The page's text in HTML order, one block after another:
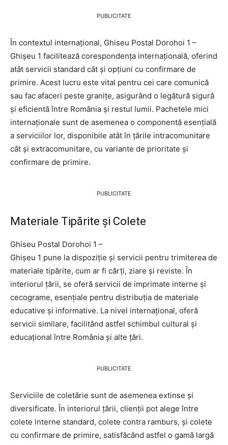
PUBLICITATE
În contextul internațional, Ghiseu Postal Dorohoi 1 –
Ghişeu 1 facilitează corespondența internațională, oferind
atât servicii standard cât și opțiuni cu confirmare de
primire. Acest lucru este vital pentru cei care comunică
sau fac afaceri peste granițe, asigurând o legătură sigură
și eficientă între România și restul lumii. Pachetele mici
internaționale sunt de asemenea o componentă esențială
a serviciilor lor, disponibile atât în țările intracomunitare
cât și extracomunitare, cu variante de prioritate și
confirmare de primire.
PUBLICITATE
Materiale Tipărite și Colete
Ghiseu Postal Dorohoi 1 –
Ghişeu 1 pune la dispoziție și servicii pentru trimiterea de
materiale tipărite, cum ar fi cărți, ziare și reviste. În
interiorul țării, se oferă servicii de imprimate interne și
cecograme, esențiale pentru distribuția de materiale
educative și informative. La nivel internațional, oferă
servicii similare, facilitând astfel schimbul cultural și
educațional între România și alte țări.
PUBLICITATE
Serviciile de coletărie sunt de asemenea extinse și
diversificate. În interiorul țării, clienții pot alege între
colete interne standard, colete contra ramburs, și colete
cu confirmare de primire, satisfăcând astfel o gamă largă